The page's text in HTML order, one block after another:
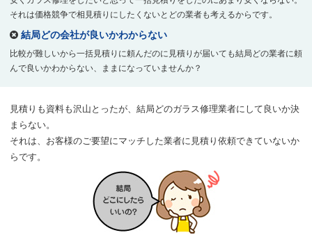
それは価格競争で相見積りにしたくないとどの業者も考えるからです。
結局どの会社が良いかわからない
比較が難しいから一括見積りに頼んだのに見積りが届いても結局どの業者に頼
んで良いかわからない、ままになっていませんか？
見積りも資料も沢山とったが、結局どのガラス修理業者にして良いか決
まらない。
それは、お客様のご要望にマッチした業者に見積り依頼できていないか
らです。